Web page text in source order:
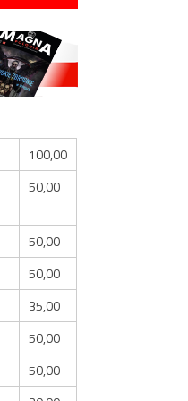
100,00
50,00
50,00
50,00
35,00
50,00
50,00